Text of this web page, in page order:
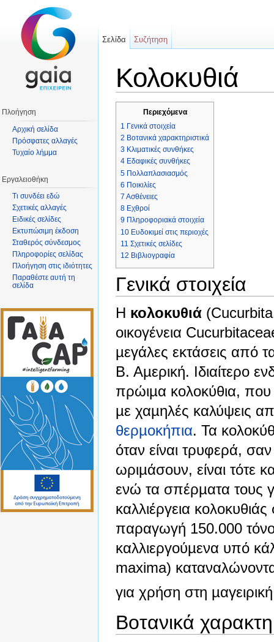
Κολοκυθιά
Περιεχόμενα
1 Γενικά στοιχεία
2 Βοτανικά χαρακτηριστικά
3 Κλιματικές συνθήκες
4 Εδαφικές συνθήκες
5 Πολλαπλασιασμός
6 Ποικιλίες
7 Ασθένειες
8 Εχθροί
9 Πληροφοριακά στοιχεία
10 Ευδοκιμεί στις περιοχές
11 Σχετικές σελίδες
12 Βιβλιογραφία
Γενικά στοιχεία
H κολοκυθιά
οικογένεια
µεγάλες εκτάσεις από
Β. Αµερική. Ιδιαίτερο
πρώιµα κολοκύθια, που
µε χαµηλές καλύψεις
θερµοκήπια. Τα
όταν είναι τρυφερά,
ωριµάσουν, είναι τότε
ενώ τα σπέρµατα τους
καλλιέργεια
παραγωγή 150.000
καλλιεργούµενα υπό
maxima)
για χρήση στη
Βοτανικά
Σελίδα Συζήτηση
Πλοήγηση
Αρχική σελίδα
Πρόσφατες αλλαγές
Τυχαίο λήμμα
Εργαλειοθήκη
Τι συνδέει εδώ
Σχετικές αλλαγές
Ειδικές σελίδες
Εκτυπώσιμη έκδοση
Σταθερός σύνδεσμος
Πληροφορίες σελίδας
Πλοήγηση στις ιδιότητες
Παραθέστε αυτή τη
σελίδα